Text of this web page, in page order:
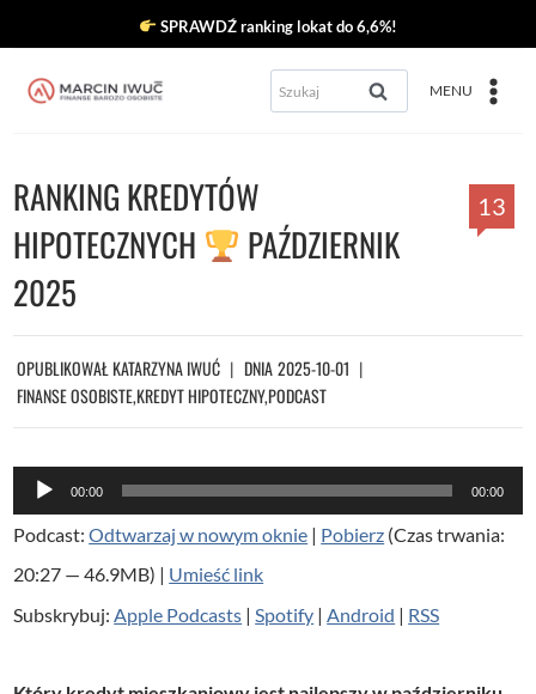
treści
SPRAWDŹ ranking lokat do 6,6%!
Szukaj: MENU
RANKING KREDYTÓW
HIPOTECZNYCH
PAŹDZIERNIK
2025
13
OPUBLIKOWAŁ KATARZYNA IWUĆ DNIA2025-10-01
FINANSE OSOBISTE,KREDYT HIPOTECZNY,PODCAST
d
t
w
r
00:00 00:00
Podcast:Odtwarzaj w nowym oknie | Pobierz (Czas trwania:
20:27 — 46.9MB) | Umieść link
Subskrybuj:Apple Podcasts |Spotify |Android | RSS